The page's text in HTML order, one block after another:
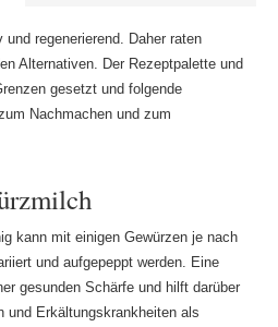
regenerierend. Daher raten
Alternativen. Der Rezeptpalette und
gesetzt und folgende
Nachmachen und zum
kann mit einigen Gewürzen je nach
und aufgepeppt werden. Eine
gesunden Schärfe und hilft darüber
und Erkältungskrankheiten als